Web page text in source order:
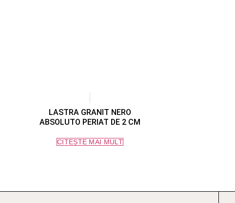
LASTRA GRANIT NERO
ABSOLUTO PERIAT DE 2 CM
CITEȘTE MAI MULT